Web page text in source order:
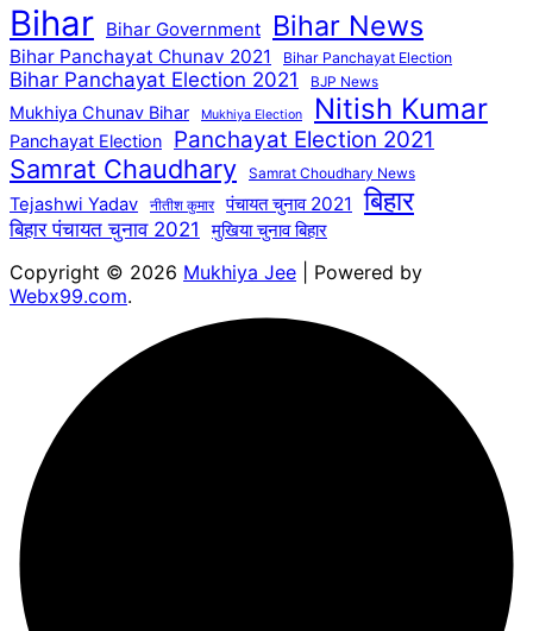
Bihar Bihar Government Bihar News
Bihar Panchayat Chunav 2021 Bihar Panchayat Election
Bihar Panchayat Election 2021 BJP News
Mukhiya Chunav Bihar Mukhiya Election Nitish Kumar
Panchayat Election Panchayat Election 2021
Samrat Chaudhary Samrat Choudhary News
Tejashwi Yadav नीतीश कुमार पंचायत चुनाव 2021 बिहार
बिहार पंचायत चुनाव 2021 मुखिया चुनाव बिहार
Copyright © 2026 Mukhiya Jee | Powered by
Webx99.com.